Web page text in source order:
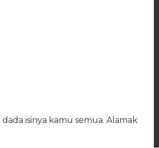
isinya kamu semua. Alamak